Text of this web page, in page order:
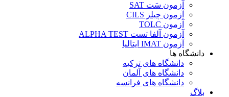
آزمون سَت SAT
آزمون چیلز CILS‌
آزمون TOLC
آزمون آلفا تست ALPHA TEST
آزمون IMAT ایتالیا
دانشگاه ها
دانشگاه های ترکیه
دانشگاه های آلمان
دانشگاه های فرانسه
بلاگ